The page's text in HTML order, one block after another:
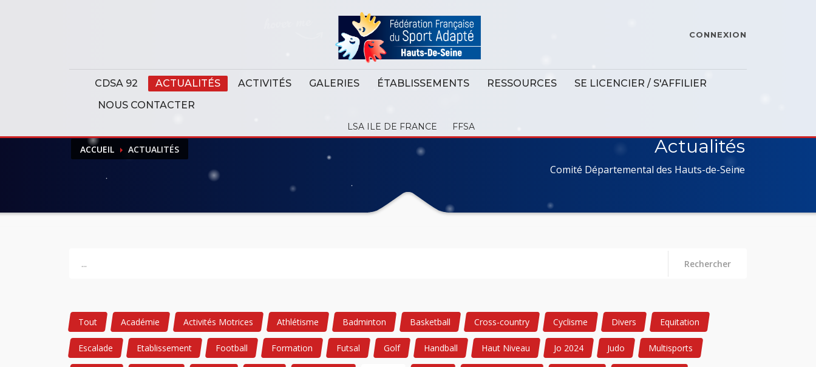
CONNEXION
CDSA 92 ACTUALITÉS ACTIVITÉS GALERIES ÉTABLISSEMENTS RESSOURCES
SE LICENCIER / S'AFFILIER
NOUS CONTACTER
LSA ILE DE FRANCE FFSA
ACCUEIL ACTUALITÉS Actualités
Comité Départemental des Hauts-de-Seine
Rechercher
Tout Académie Activités Motrices Athlétisme Badminton Basketball Cross-country Cyclisme Divers Equitation
Escalade Etablissement Football Formation Futsal Golf Handball Haut Niveau Jo 2024 Judo Multisports